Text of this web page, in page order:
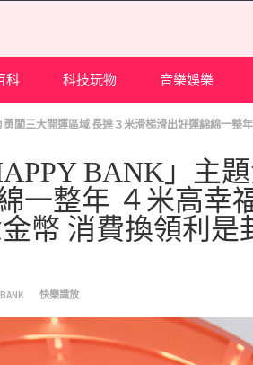
科 科技玩物 音樂娛樂
勇闖三大開運區域 長達３米滑梯滑出好運綿綿一
BANK」主
一整年 ４米高幸
幣 消費換領利
快樂識放